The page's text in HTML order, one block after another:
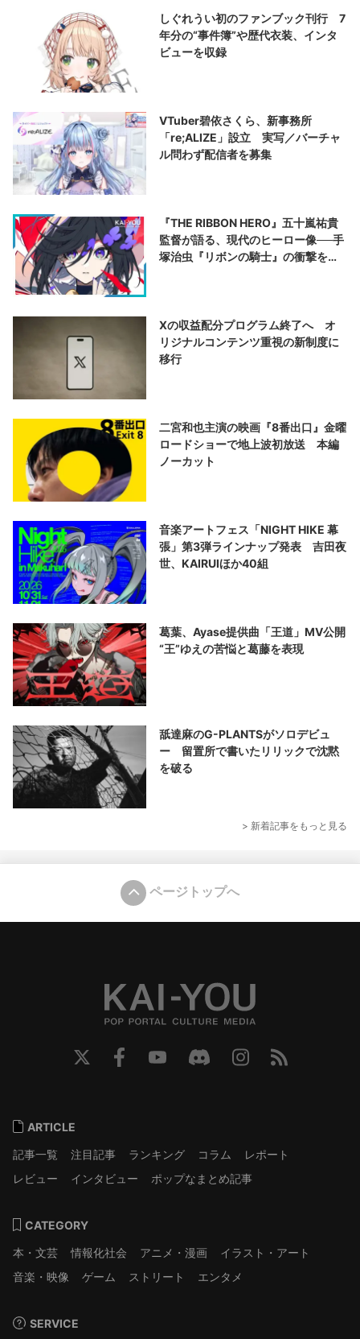
しぐれうい初のファンブック刊行 7
年分の“事件簿”や歴代衣装、インタ
ビューを収録
VTuber碧依さくら、新事務所
「re;ALIZE」設立 実写／バーチャ
ル問わず配信者を募集
『THE RIBBON HERO』五十嵐祐貴
監督が語る、現代のヒーロー像──手
塚治虫『リボンの騎士』の衝撃を再
Xの収益配分プログラム終了へ オ
リジナルコンテンツ重視の新制度に
移行
二宮和也主演の映画『8番出口』金曜
ロードショーで地上波初放送 本編
ノーカット
音楽アートフェス「NIGHT HIKE 幕
張」第3弾ラインナップ発表 吉田夜
世、KAIRUIほか40組
葛葉、Ayase提供曲「王道」MV公開
“王”ゆえの苦悩と葛藤を表現
舐達麻のG-PLANTSがソロデビュ
ー 留置所で書いたリリックで沈黙
を破る
> 新着記事をもっと見る
ページトップへ
ARTICLE
記事一覧
注目記事 ランキング コラム
レポート
レビュー
インタビュー ポップなまとめ記事
CATEGORY
本・文芸
情報化社会 アニメ・漫画
イラスト・アート
音楽・映像
ゲーム ストリート エンタメ
SERVICE